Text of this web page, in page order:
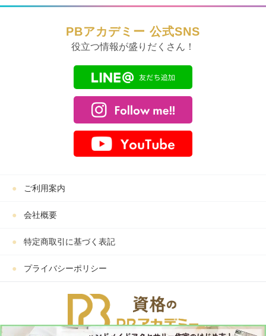
PBアカデミー 公式SNS
役立つ情報が盛りだくさん！
ご利用案内
会社概要
特定商取引に基づく表記
プライバシーポリシー